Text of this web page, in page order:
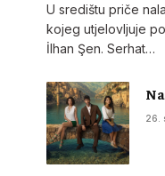
U središtu priče
kojeg utjelovljuje
İlhan Şen. Serhat…
26.